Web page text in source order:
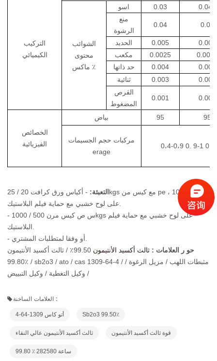
التركيب
الكيميائي
الشوائب
محتوى
ماكس ٪
اسو 0.03
0.045
منع
الرشوة
0.04 0.08
الحديد 0.005
0.005
مكعب
0.0025
حد ذاتها
0.004
0.004
ثنائية
0.003
0.005
القرص
المضغوط
0.001 0.001
الخصائص
الفيزيائية
بياض 95 95
مركبات حجم الجسيمات
erage
0،4-0،9 0. 9-1 0.6
التعبئة: -
أكياس ورق كرافت 20 / 25kgs مع كيس من pe ، 1000kgs
-
س ص
كيس مرن 500 / 1000kgs على لوح خشبي مع حماية فيلم
حو ر العلامات : ثالث أكسيد الأنتيمون
99.50٪ / ثالث أكسيد الأنتيمون
99.80٪ / sb2o3 / ato / cas 1309-64-4 / مثبطات اللهب / مزيل الرغوة /
وكيل التغطية / وكيل التبييض /
العلامات الساخنة :
أتو كاس 1309-64-4 Sb2o3 99.50٪
ثالث أكسيد الأنتيمون عالي النقاء قوة ثالث أكسيد الأنتيمون
99.80 ٪ ساعة 282580